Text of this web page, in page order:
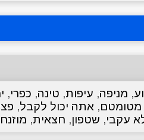
, מניפה, עיפות, טינה, כפרי,
מטומטם, אתה יכול לקבל,
עקבי, שטפון, חצאית, מוזנח